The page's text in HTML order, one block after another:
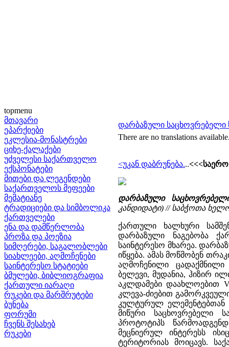
topmenu
მთავარი
ეპარქიები
ეკლესია-მონასტრები
ციხე-ქალაქები
უძველესი საქართველო
ექსპონატები
მითები და ლეგენდები
საქართველოს მეფეები
მემატიანე
ტრადიციები და სიმბოლიკა
ქართველები
ენა და დამწერლობა
პროზა და პოეზია
სიმღერები, საგალობლები
სიახლეები, აღმოჩენები
საინტერესო სტატიები
ბმულები, ბიბლიოგრაფია
ქართული იარაღი
რუკები და მარშრუტები
ბუნება
ფორუმი
ჩვენს შესახებ
რუკები
დარბაზული საცხოვრებელი
There are no translations
<უკან დაბრუნება...<<<საერო
დარბაზული
კანდიდატი) // საბჭოთა
ქართული ხალხური
დარბაზული ნაგებობა
საინტერესო მხარეა.
იწყება. ამას მოწმობენ
აღმოჩენილი
ბელევი, მუდანია, ჰიზირ
აკლდამები დაახლოებით
კლევა-ძიებით
კულტურულ ელემენტებთან
მიწური საცხოვრებელი
პროტოტიპს
მეცნიერულ ინტერესს
ტერიტორიას მოიცავს.